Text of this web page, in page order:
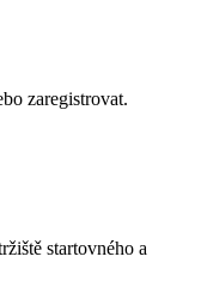
zaregistrovat.
startovného a